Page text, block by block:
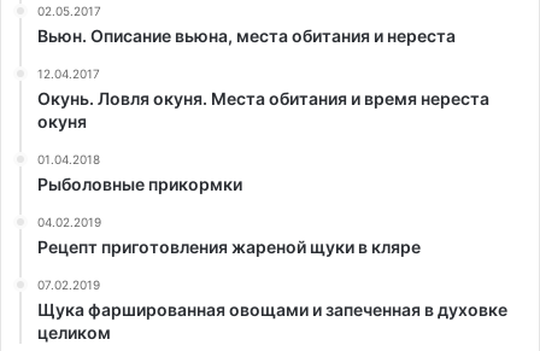
02.05.2017
Вьюн. Oписание вьюна, места обитания и нереста
12.04.2017
Окунь. Ловля окуня. Места обитания и время нереста
окуня
01.04.2018
Рыболовные прикормки
04.02.2019
Рецепт приготовления жареной щуки в кляре
07.02.2019
Щука фаршированная овощами и запеченная в духовке
целиком